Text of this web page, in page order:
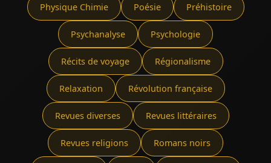
Physique Chimie Poésie Préhistoire
Psychanalyse Psychologie
Récits de voyage Régionalisme
Relaxation Révolution française
Revues diverses Revues littéraires
Revues religions Romans noirs